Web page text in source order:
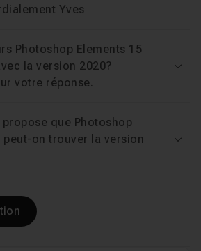
Yves
Photoshop Elements 15
la version 2020?
votre réponse.
que Photoshop
peut-on trouver la version